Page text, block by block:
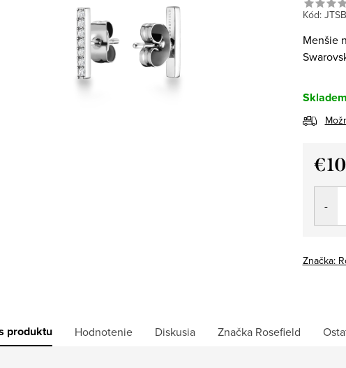
Kód:
Menšie
€10
Značka:
produktu Hodnotenie Diskusia Značka Rosefield